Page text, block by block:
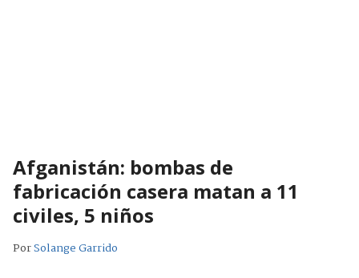
Afganistán: bombas de
fabricación casera matan a 11
civiles, 5 niños
PorSolange Garrido